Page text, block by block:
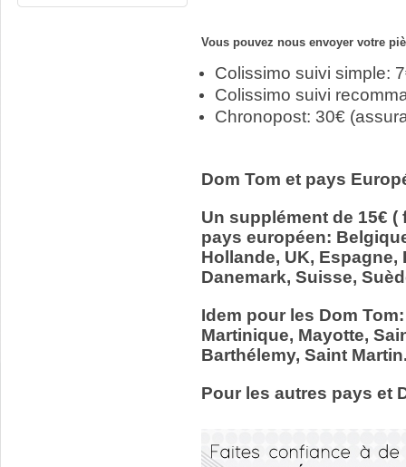
Vous pouvez nous envoyer votre
Colissimo suivi simple:
Colissimo suivi
Chronopost: 30€
Dom Tom et pays
Un supplément de 15€
pays européen:
Hollande, UK,
Danemark, Suisse,
Idem pour les Dom
Martinique, Mayotte,
Barthélemy, Saint
Pour les autres pays et